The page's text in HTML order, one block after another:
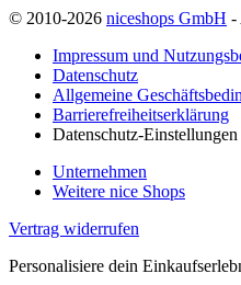
© 2010-2026 niceshops GmbH -
Impressum und
Datenschutz
Allgemeine
Barrierefreiheitserklärung
Datenschutz-Einstellungen
Unternehmen
Weitere nice Shops
Vertrag widerrufen
Personalisiere dein